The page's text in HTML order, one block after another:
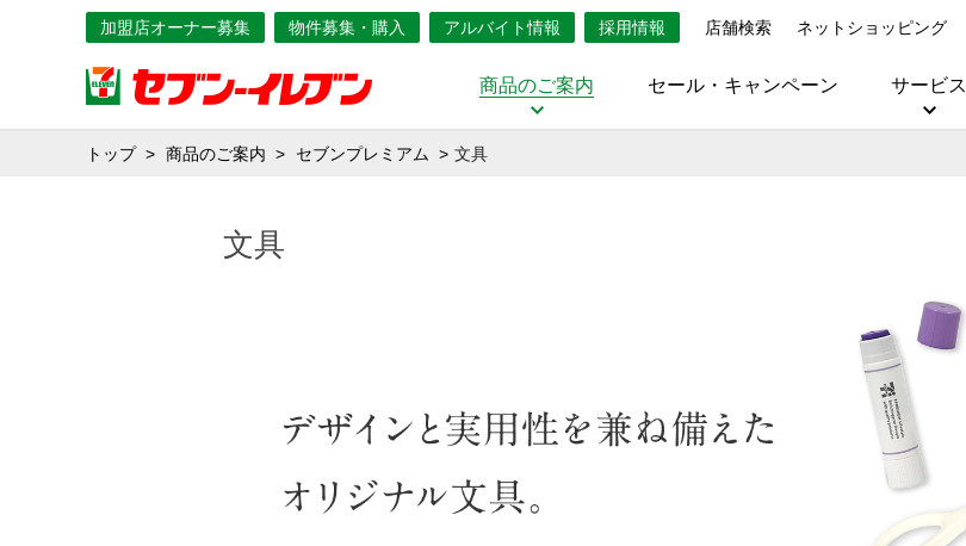
加盟店オーナー募集 物件募集・購入 アルバイト情報 採用情報 店舗検索 ネットショッピング
商品のご案内 セール・キャンペーン サービス
トップ 商品のご案内 セブンプレミアム 文具
文具